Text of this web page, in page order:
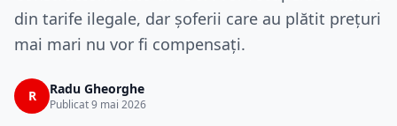
din tarife ilegale, dar șoferii care au plătit prețuri
mai mari nu vor fi compensați.
R Radu Gheorghe
Publicat 9 mai 2026